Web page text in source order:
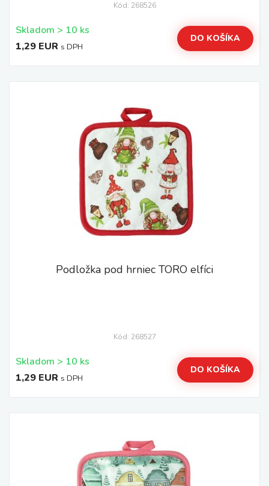
Kód: 268526
Skladom > 10 ks
1,29 EUR s DPH
DO KOŠÍKA
Podložka pod hrniec TORO elfíci
Kód: 268527
Skladom > 10 ks
1,29 EUR s DPH
DO KOŠÍKA